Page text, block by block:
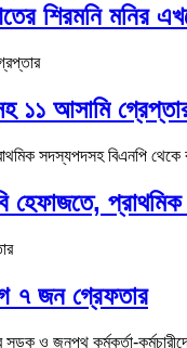
শিরমনি মনির
১১ আসামি
হেফাজতে,
৭ জন গ্রেফতার